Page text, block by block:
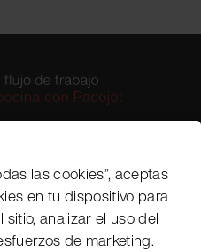
las cookies”, aceptas
en tu dispositivo para
analizar el uso del
de marketing.